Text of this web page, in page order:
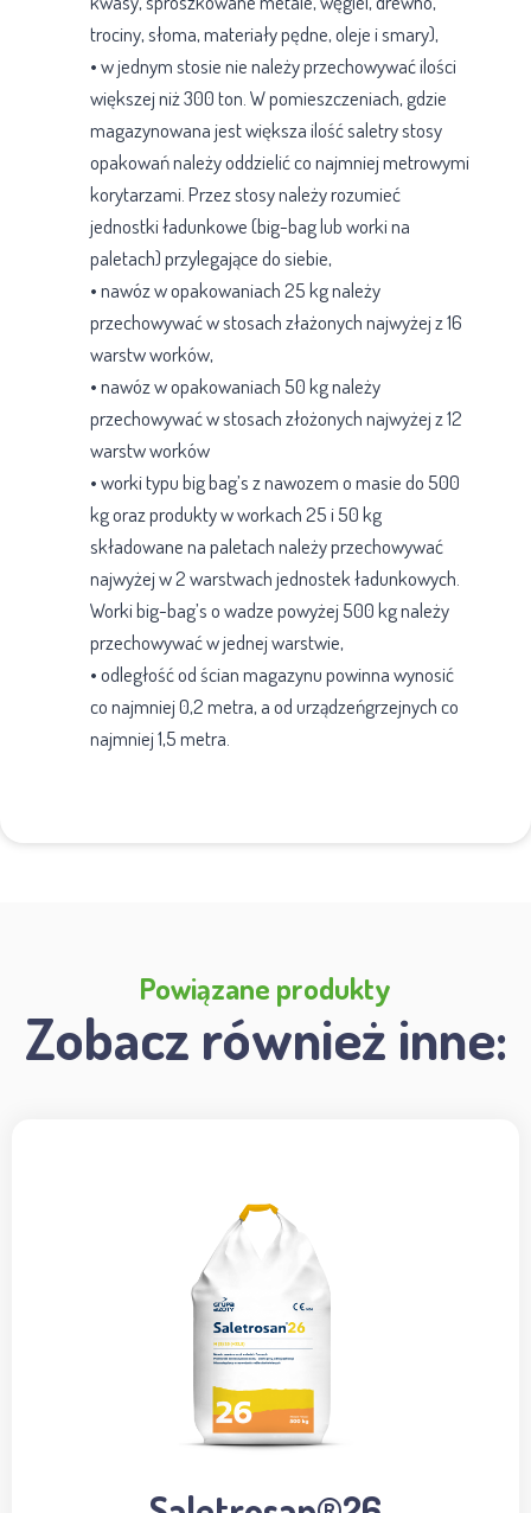
trociny, słoma, materiały pędne, oleje i smary),
•​ w jednym stosie nie należy przechowywać ilości
większej niż 300 ton. W pomieszczeniach, gdzie
magazynowana jest większa ilość saletry stosy
opakowań należy oddzielić co najmniej metrowymi
korytarzami. Przez stosy należy rozumieć
jednostki ładunkowe (big-bag lub worki na
paletach) przylegające do siebie,
• nawóz w opakowaniach 25 kg należy
przechowywać w stosach złażonych najwyżej z 16
warstw worków,
•​ nawóz w opakowaniach 50 kg należy
przechowywać w stosach złożonych najwyżej z 12
warstw worków
•​ worki typu big ba​g’s z nawozem o masie do 500
kg oraz produkty w workach 25 i 50 kg
składowane na paletach należy przechowywać
najwyżej w 2 warstwach jednostek ładunkowych.
Worki big-bag’s o wadze powyżej 500 kg należy
przechowywać w jednej warstwie,
•​ odległość od ścian magazynu powinna wynosić
co najmniej 0,2 metra, a od urządzeńgrzejnych co
najmniej 1,5 metra.
Powiązane produkty
Zobacz również inne: